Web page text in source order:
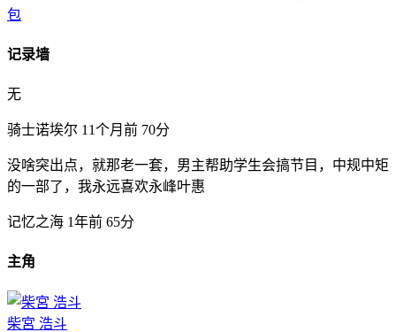
记录墙
无
骑士诺埃尔 11个月前 70分
没啥突出点，就那老一套，男主帮助学生会搞节目，中规中矩
的一部了，我永远喜欢永峰叶惠
记忆之海 1年前 65分
主角
柴宮 浩斗